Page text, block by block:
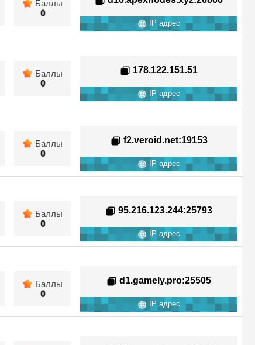
Баллы
0
IP адрес
Баллы
0
178.122.151.51
IP адрес
Баллы
0
f2.veroid.net:19153
IP адрес
Баллы
0
95.216.123.244:25793
IP адрес
Баллы
0
d1.gamely.pro:25505
IP адрес